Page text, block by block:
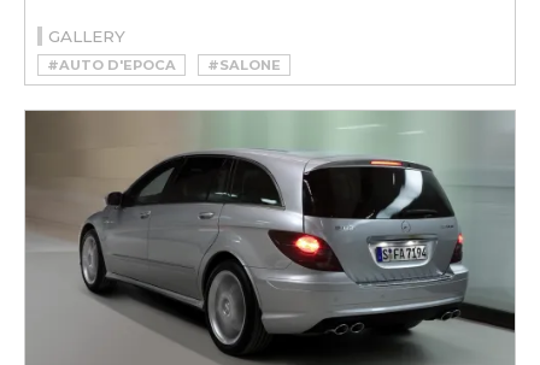
GALLERY
#AUTO D'EPOCA
#SALONE
#YOUNGTIMER